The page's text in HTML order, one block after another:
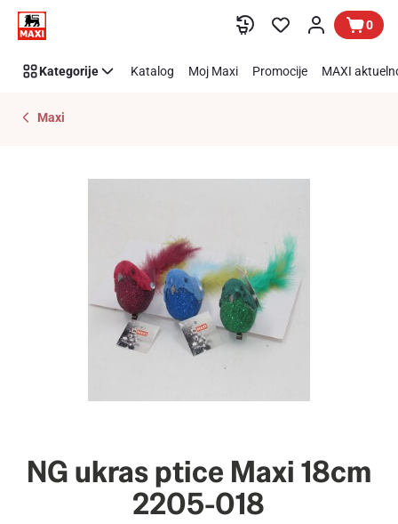
Preskoči link 0
Kategorije Katalog Moj Maxi Promocije MAXI
Maxi
NG ukras ptice Maxi 18cm
2205-018